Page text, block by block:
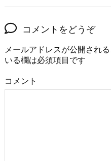
コメントをどうぞ
メールアドレスが公開される
いる欄は必須項目です
コメント